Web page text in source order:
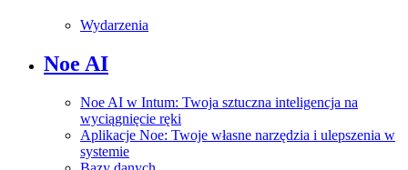
Wydarzenia
Noe AI
Noe AI w Intum: Twoja sztuczna inteligencja na
wyciągnięcie ręki
Aplikacje Noe: Twoje własne narzędzia i ulepszenia w
systemie